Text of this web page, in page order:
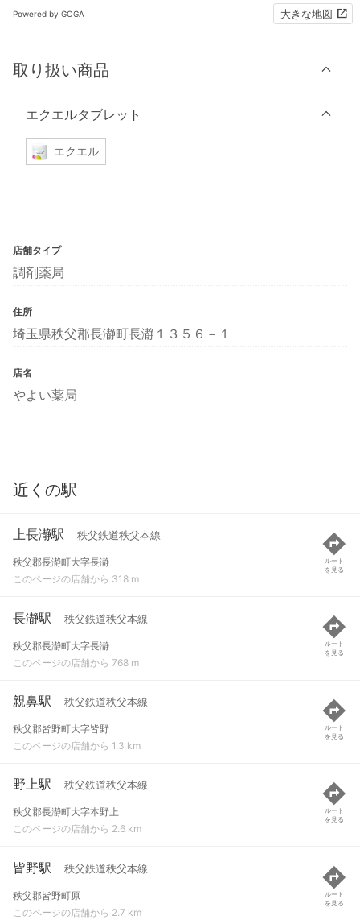
Powered by GOGA 大きな地図
取り扱い商品
エクエルタブレット
エクエル
店舗タイプ
調剤薬局
住所
埼玉県秩父郡長瀞町長瀞１３５６－１
店名
やよい薬局
近くの駅
上長瀞駅 秩父鉄道秩父本線
秩父郡長瀞町大字長瀞
このページの店舗から 318 m
ルート
を見る
長瀞駅 秩父鉄道秩父本線
秩父郡長瀞町大字長瀞
このページの店舗から 768 m
ルート
を見る
親鼻駅 秩父鉄道秩父本線
秩父郡皆野町大字皆野
このページの店舗から 1.3 km
ルート
を見る
野上駅 秩父鉄道秩父本線
秩父郡長瀞町大字本野上
このページの店舗から 2.6 km
ルート
を見る
皆野駅 秩父鉄道秩父本線
秩父郡皆野町原
このページの店舗から 2.7 km
ルート
を見る